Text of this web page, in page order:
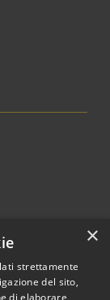
×
strettamente
del sito,
di elaborare